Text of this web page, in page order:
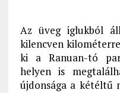
Az üveg iglukból
kilencven
ki a Ranuan-tó
helyen is
újdonsága a kétéltű